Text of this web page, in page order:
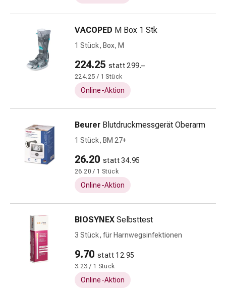
Störung
Konzentrationsstörung
Allergien
&
Heuschnupfen
Antiallergikum
Magen
&
Darm
Durchfall
Magenbrennen
Hämorrhoiden
Erbrechen
Verdauung,
Blähung
Krämpfe
Verstopfung
VACOPED M Box 1 Stk
1 Stück, Box, M
224.25 statt 299.–
224.25 / 1 Stück
Online-Aktion
Beurer Blutdruckmessgerät Oberarm
1 Stück, BM 27+
26.20 statt 34.95
26.20 / 1 Stück
Online-Aktion
BIOSYNEX Selbsttest
3 Stück, für Harnwegsinfektionen
9.70 statt 12.95
3.23 / 1 Stück
Online-Aktion